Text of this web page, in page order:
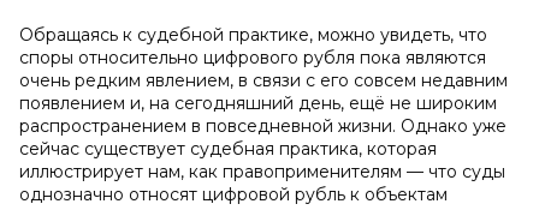
Обращаясь к судебной практике, можно увидеть, что
споры относительно цифрового рубля пока являются
очень редким явлением, в связи с его совсем недавним
появлением и, на сегодняшний день, ещё не широким
распространением в повседневной жизни. Однако уже
сейчас существует судебная практика, которая
иллюстрирует нам, как правоприменителям — что суды
однозначно относят цифровой рубль к объектам